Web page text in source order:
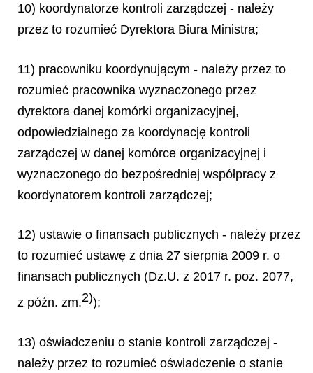
10) koordynatorze kontroli zarządczej - należy
przez to rozumieć Dyrektora Biura Ministra;
11) pracowniku koordynującym - należy przez to
rozumieć pracownika wyznaczonego przez
dyrektora danej komórki organizacyjnej,
odpowiedzialnego za koordynację kontroli
zarządczej w danej komórce organizacyjnej i
wyznaczonego do bezpośredniej współpracy z
koordynatorem kontroli zarządczej;
12) ustawie o finansach publicznych - należy przez
to rozumieć ustawę z dnia 27 sierpnia 2009 r. o
finansach publicznych (Dz.U. z 2017 r. poz. 2077,
z późn. zm.2));
13) oświadczeniu o stanie kontroli zarządczej -
należy przez to rozumieć oświadczenie o stanie